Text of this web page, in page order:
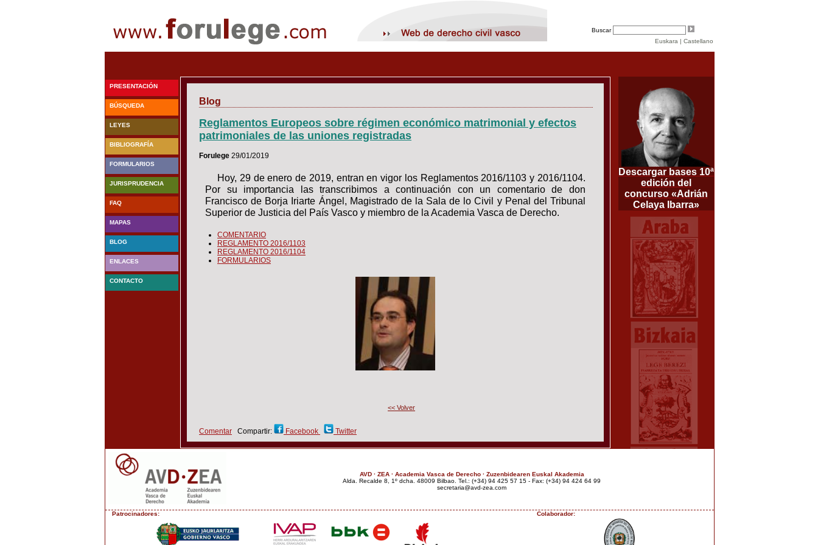
Buscar
Euskara | Castellano
Descargar bases 10ª
edición del
concurso «Adrián
Celaya Ibarra»
Blog
Reglamentos Europeos sobre régimen económico matrimonial y efectos
patrimoniales de las uniones registradas
Forulege 29/01/2019
Hoy, 29 de enero de 2019, entran en vigor los Reglamentos 2016/1103 y 2016/1104.
Por su importancia las transcribimos a continuación con un comentario de don
Francisco de Borja Iriarte Ángel, Magistrado de la Sala de lo Civil y Penal del Tribunal
Superior de Justicia del País Vasco y miembro de la Academia Vasca de Derecho.
COMENTARIO
REGLAMENTO 2016/1103
REGLAMENTO 2016/1104
FORMULARIOS
<< Volver
Comentar Compartir: Facebook Twitter
PRESENTACIÓN
BÚSQUEDA
LEYES
BIBLIOGRAFÍA
FORMULARIOS
JURISPRUDENCIA
FAQ
MAPAS
BLOG
ENLACES
CONTACTO
AVD · ZEA · Academia Vasca de Derecho · Zuzenbidearen Euskal Akademia
Alda. Recalde 8, 1º dcha. 48009 Bilbao. Tel.: (+34) 94 425 57 15 - Fax: (+34) 94 424 64 99
moc.aez-dva@airaterces
Patrocinadores: Colaborador: